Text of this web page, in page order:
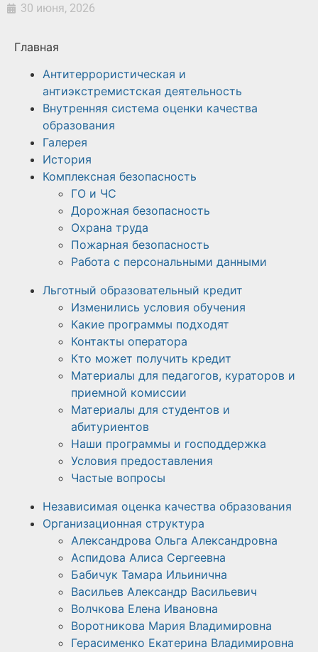
30 июня, 2026
Главная
Антитеррористическая и
антиэкстремистская деятельность
Внутренняя система оценки качества
образования
Галерея
История
Комплексная безопасность
ГО и ЧС
Дорожная безопасность
Охрана труда
Пожарная безопасность
Работа с персональными данными
Льготный образовательный кредит
Изменились условия обучения
Какие программы подходят
Контакты оператора
Кто может получить кредит
Материалы для педагогов, кураторов и
приемной комиссии
Материалы для студентов и
абитуриентов
Наши программы и господдержка
Условия предоставления
Частые вопросы
Независимая оценка качества образования
Организационная структура
Александрова Ольга Александровна
Аспидова Алиса Сергеевна
Бабичук Тамара Ильинична
Васильев Александр Васильевич
Волчкова Елена Ивановна
Воротникова Мария Владимировна
Герасименко Екатерина Владимировна